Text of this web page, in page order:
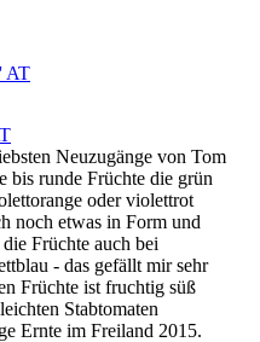
Neuzugänge von Tom
bis runde Früchte die grün
oder violettrot
noch etwas in Form und
Früchte auch bei
- das gefällt mir sehr
Früchte ist fruchtig süß
Stabtomaten
Ernte im Freiland 2015.